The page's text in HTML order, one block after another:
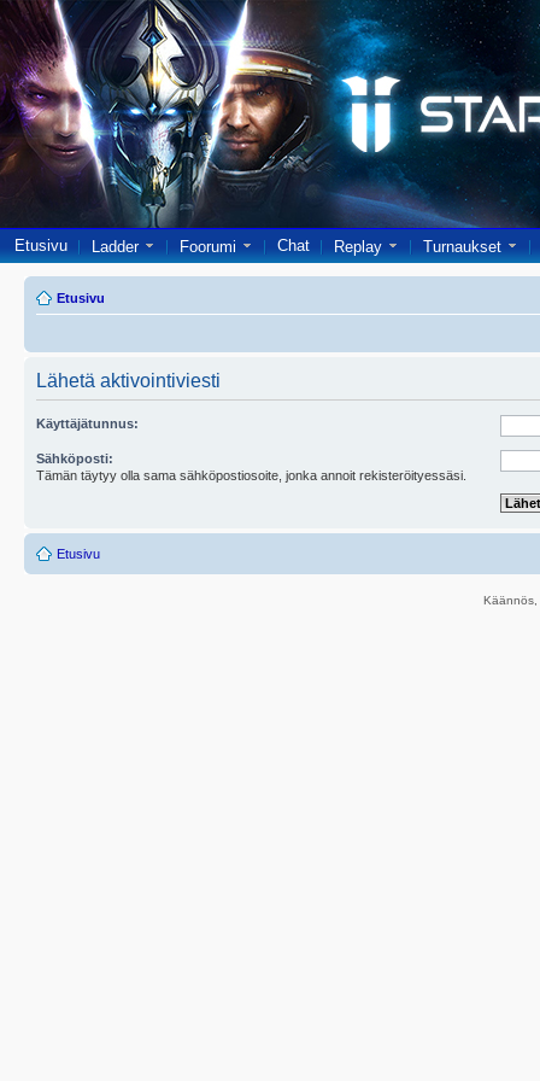
Etusivu Ladder Foorumi Chat Replay Turnaukset
Etusivu
Lähetä aktivointiviesti
Käyttäjätunnus:
Sähköposti:
Tämän täytyy olla sama sähköpostiosoite, jonka annoit rekisteröityessäsi.
Etusivu